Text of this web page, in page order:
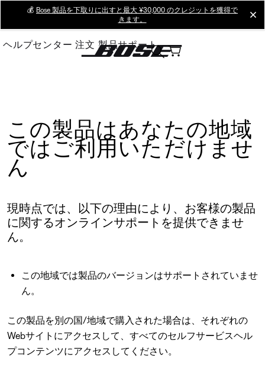
Main
💰 Bose 製品を下取りに出すと最大 ¥30,000 のクレジットを獲得で
きます。
ヘルプセンター 注文 製品サポート
この製品はあなたの地域
ではご利用いただけませ
ん
現時点では、以下の理由により、お客様の製品
に関するオンラインサポートを提供できませ
ん。
この地域では製品のバージョンはサポートされていませ
ん。
この製品を別の国/地域で購入された場合は、それぞれの
Webサイトにアクセスして、すべてのセルフサービスヘル
プコンテンツにアクセスしてください。